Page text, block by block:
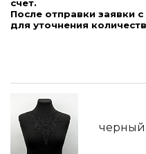
счет.
После отправки заявки
для уточнения
черный